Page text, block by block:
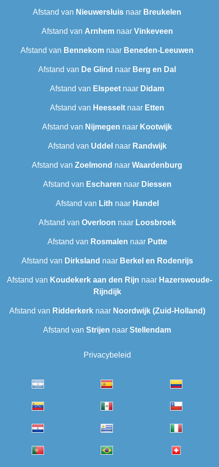
Afstand van Nieuwersluis naar Breukelen
Afstand van Arnhemnaar Vinkeveen
Afstand van Bennekom naar Beneden-Leeuwen
Afstand van De Glind naar Berg en Dal
Afstand van Elspeet naar Didam
Afstand van Heesselt naar Etten
Afstand van Nijmegen naar Kootwijk
Afstand van Uddel naar Randwijk
Afstand van Zoelmond naar Waardenburg
Afstand van Escharen naar Diessen
Afstand van Lith naar Handel
Afstand van Overloon naar Loosbroek
Afstand van Rosmalen naar Putte
Afstand van Dirksland naar Berkel en Rodenrijs
Afstand van Koudekerk aan den Rijn naar Hazerswoude-
Rijndijk
Afstand van Ridderkerknaar Noordwijk (Zuid-Holland)
Afstand van Strijen naar Stellendam
Privacybeleid